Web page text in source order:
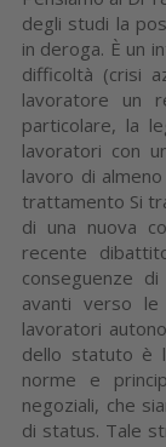
degli studi la
in deroga. È un
difficoltà (crisi
lavoratore un
particolare, la
lavoratori con
lavoro di
trattamento Si
di una nuova
recente
conseguenze
avanti verso
lavoratori
dello statuto è
norme e
negoziali, che
di status. Tale